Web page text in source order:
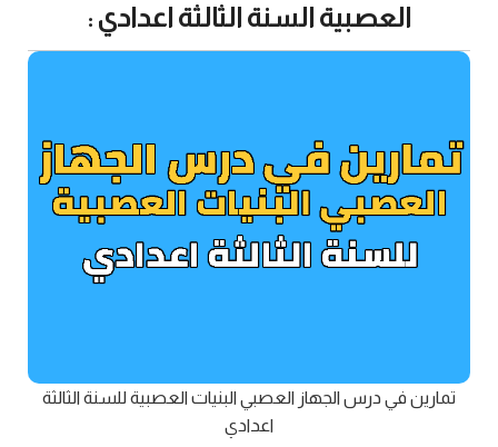
العصبية السنة الثالثة اعدادي :
تمارين في درس الجهاز العصبي البنيات العصبية للسنة الثالثة
اعدادي